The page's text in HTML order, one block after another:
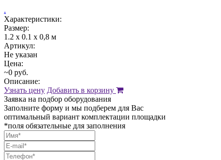
.
Характеристики:
Размер:
1.2 x 0.1 х 0,8 м
Артикул:
Не указан
Цена:
~0 руб.
Описание:
Узнать цену Добавить в корзину
Заявка на подбор оборудования
Заполните форму и мы подберем для Вас
оптимальный вариант комплектации площадки
*поля обязательные для заполнения